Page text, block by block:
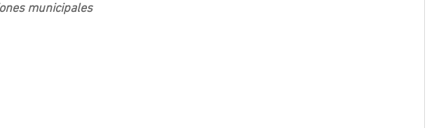
municipales